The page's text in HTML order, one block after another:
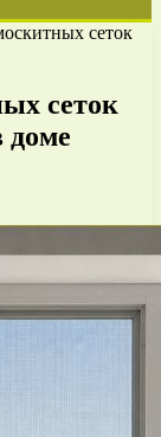
сеток
сеток
доме